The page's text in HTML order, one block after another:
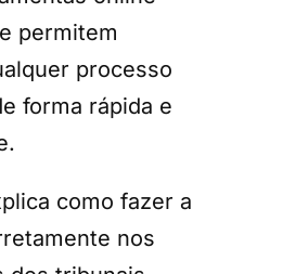
permitem
processo
forma rápida e
como fazer a
nos